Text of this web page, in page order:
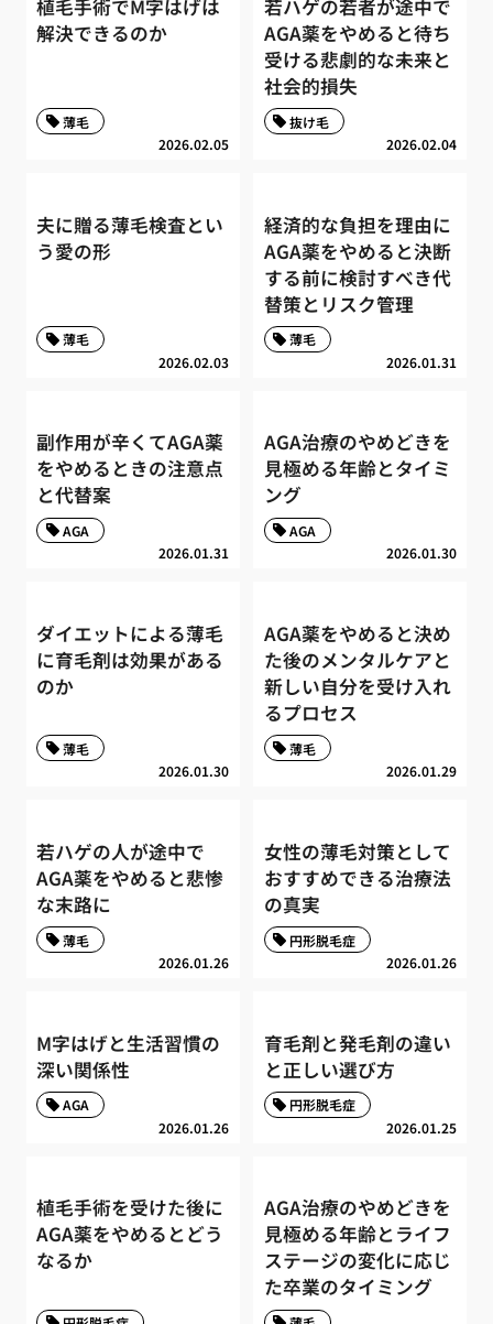
植毛手術でM字はげは
解決できるのか
2026.02.05
薄毛
若ハゲの若者が途中で
AGA薬をやめると待ち
受ける悲劇的な未来と
社会的損失
2026.02.04
抜け毛
夫に贈る薄毛検査とい
う愛の形
2026.02.03
薄毛
経済的な負担を理由に
AGA薬をやめると決断
する前に検討すべき代
替策とリスク管理
2026.01.31
薄毛
副作用が辛くてAGA薬
をやめるときの注意点
と代替案
2026.01.31
AGA
AGA治療のやめどきを
見極める年齢とタイミ
ング
2026.01.30
AGA
ダイエットによる薄毛
に育毛剤は効果がある
のか
2026.01.30
薄毛
AGA薬をやめると決め
た後のメンタルケアと
新しい自分を受け入れ
るプロセス
2026.01.29
薄毛
若ハゲの人が途中で
AGA薬をやめると悲惨
な末路に
2026.01.26
薄毛
女性の薄毛対策として
おすすめできる治療法
の真実
2026.01.26
円形脱毛症
M字はげと生活習慣の
深い関係性
2026.01.26
AGA
育毛剤と発毛剤の違い
と正しい選び方
2026.01.25
円形脱毛症
植毛手術を受けた後に
AGA薬をやめるとどう
なるか
AGA治療のやめどきを
見極める年齢とライフ
ステージの変化に応じ
た卒業のタイミング